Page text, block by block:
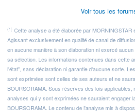
Voir tous les
(1) Cette analyse a été élaborée par MORNINGSTAR
Agissant exclusivement en qualité de canal de
en aucune manière à son élaboration ni exercé
sa sélection. Les informations contenues dans cette
l'état", sans déclaration ni garantie d'aucune sorte.
sont exprimées sont celles de ses auteurs et ne
BOURSORAMA. Sous réserves des lois applicables,
analyses qui y sont exprimées ne sauraient engager
BOURSORAMA. Le contenu de l'analyse mis à